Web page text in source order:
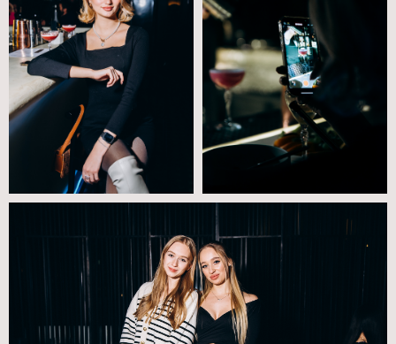
Время работы: ежедневно
с 12:00 до 05:00
+7 (495) 323-73-73
Мещанский район
проспект Мира, д. 21 стр.1, 4 этаж